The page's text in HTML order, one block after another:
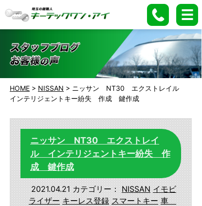
HOME > NISSAN > ニッサン NT30 エクストレイル
インテリジェントキー紛失 作成 鍵作成
ニッサン NT30 エクストレイ
ル インテリジェントキー紛失 作
成 鍵作成
2021.04.21 カテゴリー： NISSAN イモビ
ライザー キーレス登録 スマートキー 車